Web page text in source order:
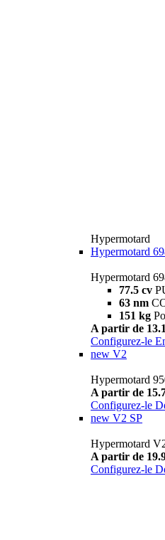
Hypermotard
Hypermotard
Hypermotard
77.5 cv
63 nm
151 kg
A partir de
Configurez-le
new V2
Hypermotard
A partir de
Configurez-le
new V2 SP
Hypermotard
A partir de
Configurez-le